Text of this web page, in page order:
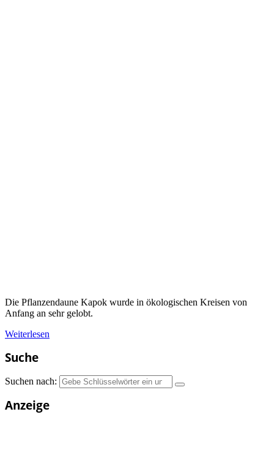
Die Pflanzendaune Kapok wurde in ökologischen Kreisen von
Anfang an sehr gelobt.
Weiterlesen
Suche
Suchen nach:
Anzeige